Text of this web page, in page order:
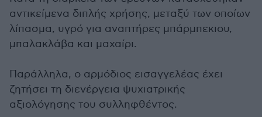
αντικείμενα διπλής χρήσης, μεταξύ των οποίων
λίπασμα, υγρό για αναπτήρες μπάρμπεκιου,
μπαλακλάβα και μαχαίρι.
Παράλληλα, ο αρμόδιος εισαγγελέας έχει
ζητήσει τη διενέργεια ψυχιατρικής
αξιολόγησης του συλληφθέντος.